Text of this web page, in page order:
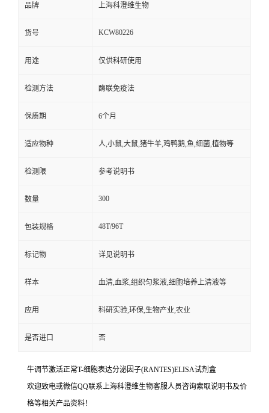
品牌 上海科澄维生物
货号 KCW80226
用途 仅供科研使用
检测方法 酶联免疫法
保质期 6个月
适应物种 人,小鼠,大鼠,猪牛羊,鸡鸭鹅,鱼,细菌,植物等
检测限 参考说明书
数量 300
包装规格 48T/96T
标记物 详见说明书
样本 血清,血浆,组织匀浆液,细胞培养上清液等
应用 科研实验,环保,生物产业,农业
是否进口 否
牛调节激活正常T-细胞表达分泌因子(RANTES)ELISA试剂盒
欢迎致电或微信QQ联系上海科澄维生物客服人员咨询索取说明书及价
格等相关产品资料！